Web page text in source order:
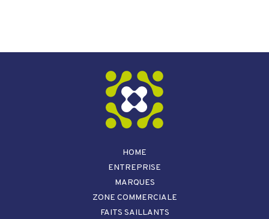
HOME
ENTREPRISE
MARQUES
ZONE COMMERCIALE
FAITS SAILLANTS